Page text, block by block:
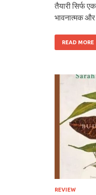
तैयारी सिर्फ
भावनात्मक और
READ MORE
REVIEW